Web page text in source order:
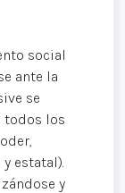
social
ante la
se
todos los
estatal).
y